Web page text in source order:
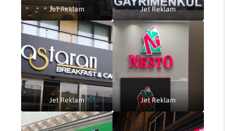
Jet Reklam Jet Reklam
Jet Reklam Jet Reklam